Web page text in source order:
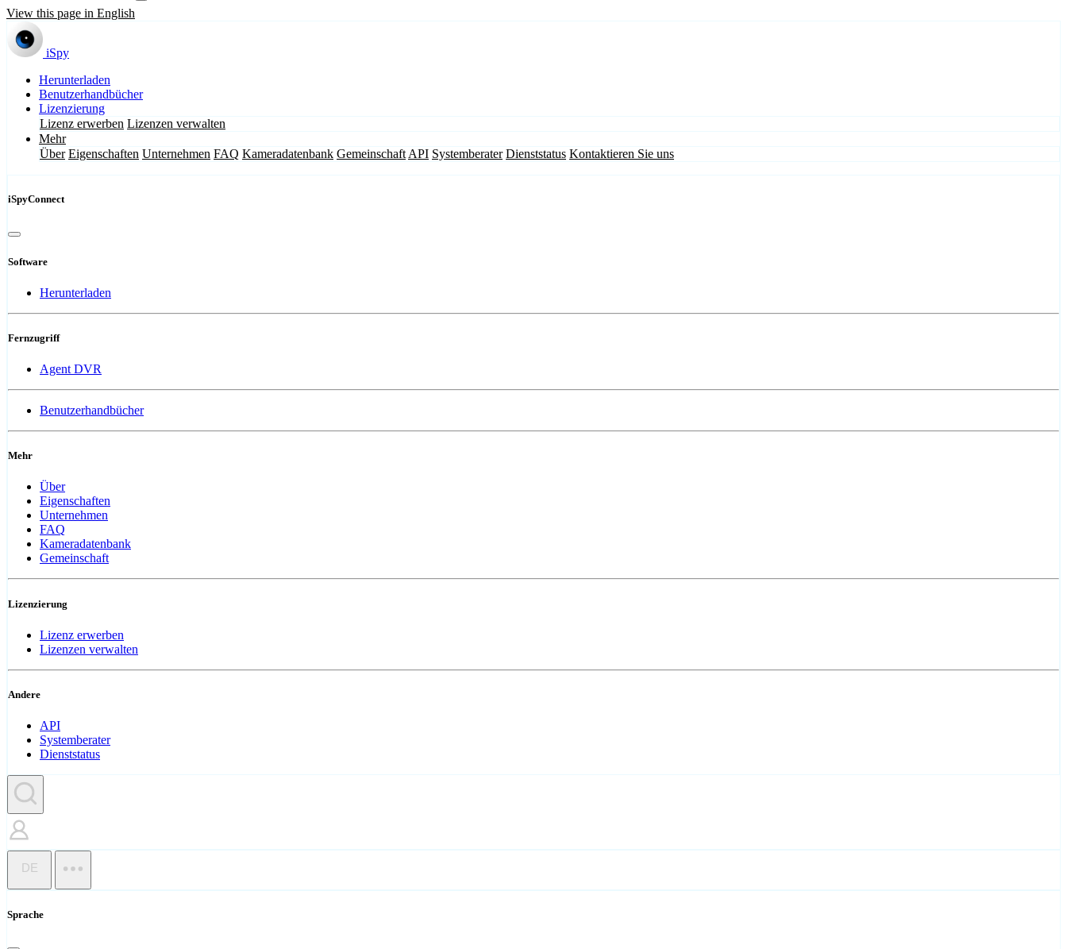
View this page in English
iSpy
Herunterladen
Benutzerhandbücher
Lizenzierung
Lizenz erwerben Lizenzen verwalten
Mehr
Über Eigenschaften Unternehmen FAQ Kameradatenbank Gemeinschaft API Systemberater Dienststatus Kontaktieren Sie uns
iSpyConnect
Software
Herunterladen
Fernzugriff
Agent DVR
Benutzerhandbücher
Mehr
Über
Eigenschaften
Unternehmen
FAQ
Kameradatenbank
Gemeinschaft
Lizenzierung
Lizenz erwerben
Lizenzen verwalten
Andere
API
Systemberater
Dienststatus
DE
Sprache